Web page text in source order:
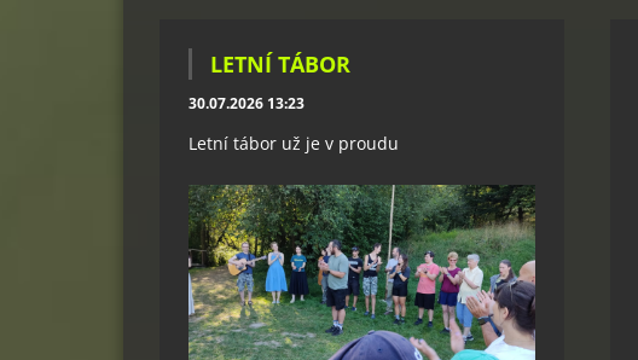
LETNÍ TÁBOR
30.07.2026 13:23
Letní tábor už je v proudu